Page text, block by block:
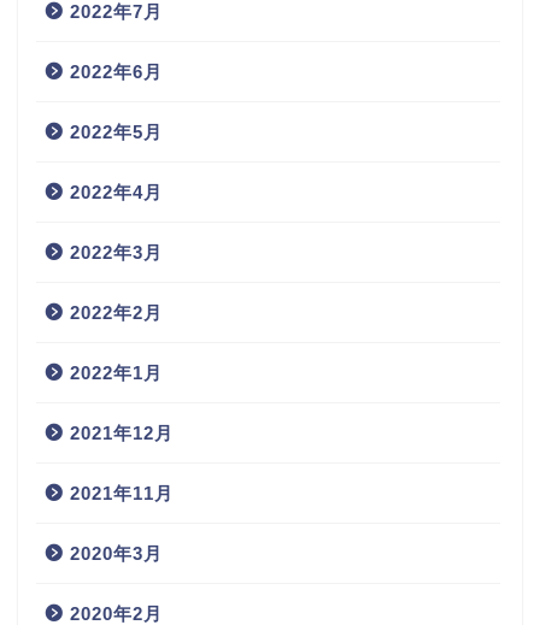
2022年7月
2022年6月
2022年5月
2022年4月
2022年3月
2022年2月
2022年1月
2021年12月
2021年11月
2020年3月
2020年2月